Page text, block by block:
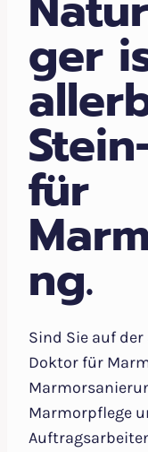
ger
für
ng.
Sind Sie auf
Doktor für
Marmorpflege